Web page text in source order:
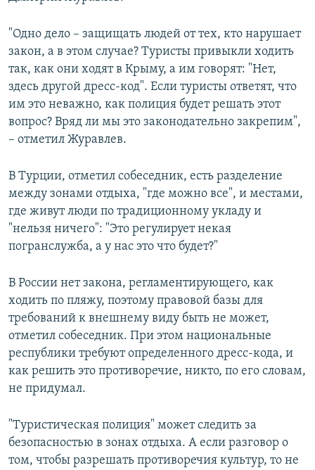
"Одно дело – защищать людей от тех, кто нарушает
закон, а в этом случае? Туристы привыкли ходить
так, как они ходят в Крыму, а им говорят: "Нет,
здесь другой дресс-код". Если туристы ответят, что
им это неважно, как полиция будет решать этот
вопрос? Вряд ли мы это законодательно закрепим",
– отметил Журавлев.
В Турции, отметил собеседник, есть разделение
между зонами отдыха, "где можно все", и местами,
где живут люди по традиционному укладу и
"нельзя ничего": "Это регулирует некая
погранслужба, а у нас это что будет?"
В России нет закона, регламентирующего, как
ходить по пляжу, поэтому правовой базы для
требований к внешнему виду быть не может,
отметил собеседник. При этом национальные
республики требуют определенного дресс-кода, и
как решить это противоречие, никто, по его словам,
не придумал.
"Туристическая полиция" может следить за
безопасностью в зонах отдыха. А если разговор о
том, чтобы разрешать противоречия культур, то не